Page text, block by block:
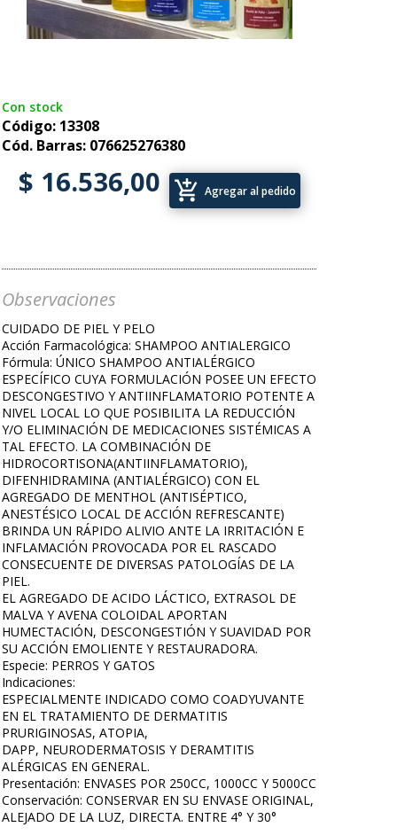
Con stock
Código: 13308
Cód. Barras: 076625276380
$ 16.536,00 add_shopping_cart Agregar al pedido
Observaciones
CUIDADO DE PIEL Y PELO
Acción Farmacológica: SHAMPOO ANTIALERGICO
Fórmula: ÚNICO SHAMPOO ANTIALÉRGICO
ESPECÍFICO CUYA FORMULACIÓN POSEE UN EFECTO
DESCONGESTIVO Y ANTIINFLAMATORIO POTENTE A
NIVEL LOCAL LO QUE POSIBILITA LA REDUCCIÓN
Y/O ELIMINACIÓN DE MEDICACIONES SISTÉMICAS A
TAL EFECTO. LA COMBINACIÓN DE
HIDROCORTISONA(ANTIINFLAMATORIO),
DIFENHIDRAMINA (ANTIALÉRGICO) CON EL
AGREGADO DE MENTHOL (ANTISÉPTICO,
ANESTÉSICO LOCAL DE ACCIÓN REFRESCANTE)
BRINDA UN RÁPIDO ALIVIO ANTE LA IRRITACIÓN E
INFLAMACIÓN PROVOCADA POR EL RASCADO
CONSECUENTE DE DIVERSAS PATOLOGÍAS DE LA
PIEL.
EL AGREGADO DE ACIDO LÁCTICO, EXTRASOL DE
MALVA Y AVENA COLOIDAL APORTAN
HUMECTACIÓN, DESCONGESTIÓN Y SUAVIDAD POR
SU ACCIÓN EMOLIENTE Y RESTAURADORA.
Especie: PERROS Y GATOS
Indicaciones:
ESPECIALMENTE INDICADO COMO COADYUVANTE
EN EL TRATAMIENTO DE DERMATITIS
PRURIGINOSAS, ATOPIA,
DAPP, NEURODERMATOSIS Y DERAMTITIS
ALÉRGICAS EN GENERAL.
Presentación: ENVASES POR 250CC, 1000CC Y 5000CC
Conservación: CONSERVAR EN SU ENVASE ORIGINAL,
ALEJADO DE LA LUZ, DIRECTA. ENTRE 4° Y 30°